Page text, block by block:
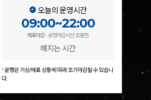
오늘의 운영시간
09:00~22:00
매표마감- 운영마감시간30분전
해지는 시간
*운행은 기상/매표 상황에 따라 조기마감될 수 있습니
다.